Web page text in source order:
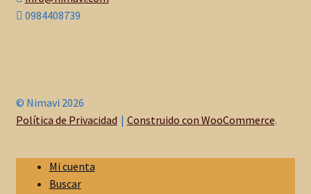
0984408739
© Nimavi 2026
Política de Privacidad
Construido con WooCommerce.
Mi cuenta
Buscar